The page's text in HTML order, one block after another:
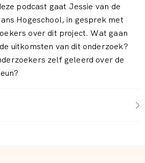
podcast gaat Jessie van de
Hogeschool, in gesprek met
over dit project. Wat gaan
uitkomsten van dit onderzoek?
zelf geleerd over de